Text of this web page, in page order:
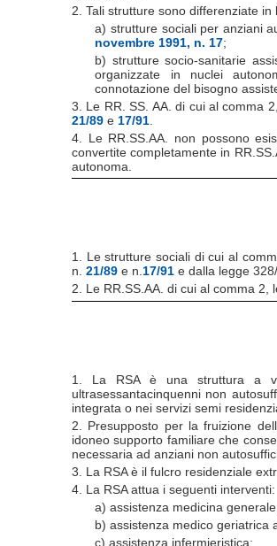
2. Tali strutture sono differenziate
a) strutture sociali per anziani
novembre 1991, n. 17;
b) strutture socio-sanitarie
organizzate in nuclei
connotazione del bisogno
3. Le RR. SS. AA. di cui al comma
21/89 e 17/91
4. Le RR.SS.AA. non possono
convertite completamente in
autonoma.
1. Le strutture sociali di cui al
n. 21/89 e n.17/91 e dalla legge
2. Le RR.SS.AA. di cui al comma
1. La RSA è una struttura a
ultrasessantacinquenni non
integrata o nei servizi semi
2. Presupposto per la fruizione
idoneo supporto familiare che
necessaria ad anziani non
3. La RSA è il fulcro residenziale
4. La RSA attua i seguenti interventi:
a) assistenza medicina
b) assistenza medico geriatrica
c) assistenza infermieristica;